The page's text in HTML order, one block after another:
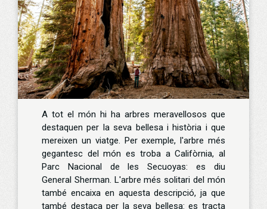
A tot el món hi ha arbres meravellosos que
destaquen per la seva bellesa i història i que
mereixen un viatge. Per exemple, l'arbre més
gegantesc del món es troba a Califòrnia, al
Parc Nacional de les Secuoyas: es diu
General Sherman. L'arbre més solitari del món
també encaixa en aquesta descripció, ja que
també destaca per la seva bellesa: es tracta